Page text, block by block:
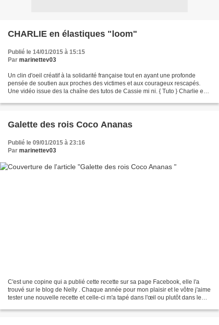
CHARLIE en élastiques "loom"
Publié le 14/01/2015 à 15:15
Par marinettev03
Un clin d'oeil créatif à la solidarité française tout en ayant une profonde
pensée de soutien aux proches des victimes et aux courageux rescapés.
Une vidéo issue des la chaîne des tutos de Cassie mi ni. { Tuto } Charlie en
Galette des rois Coco Ananas
Publié le 09/01/2015 à 23:16
Par marinettev03
C'est une copine qui a publié cette recette sur sa page Facebook, elle l'a
trouvé sur le blog de Nelly . Chaque année pour mon plaisir et le vôtre j'aime
tester une nouvelle recette et celle-ci m'a tapé dans l'œil ou plutôt dans le